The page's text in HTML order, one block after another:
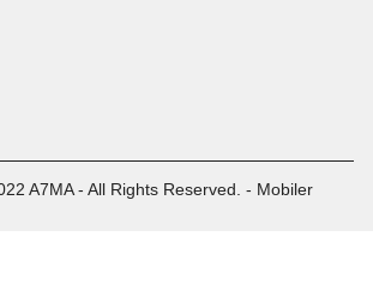
A7MA - All Rights Reserved. - Mobiler